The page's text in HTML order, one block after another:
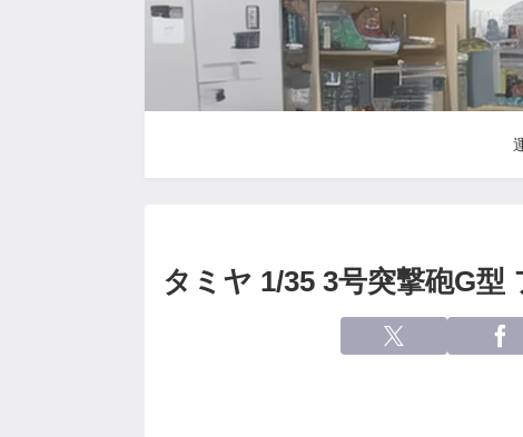
タミヤ 1/35 3号突撃砲G